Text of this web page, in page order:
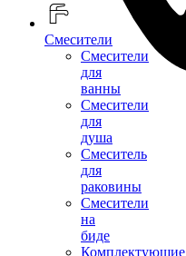
Смесители
Смесители
для
ванны
Смесители
для
душа
Смеситель
для
раковины
Смесители
на
биде
Комплектующие